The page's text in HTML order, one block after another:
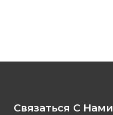
Связаться С Нами